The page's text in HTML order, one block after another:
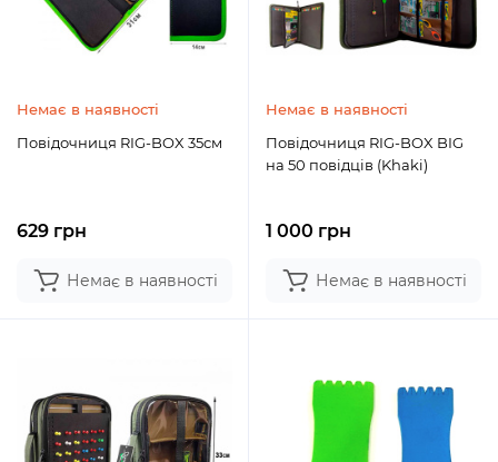
Немає в наявності
Повідочниця RIG-BOX 35см
629 грн
Немає в наявності
Немає в наявності
Повідочниця RIG-BOX BIG
на 50 повідців (Khaki)
1 000 грн
Немає в наявності